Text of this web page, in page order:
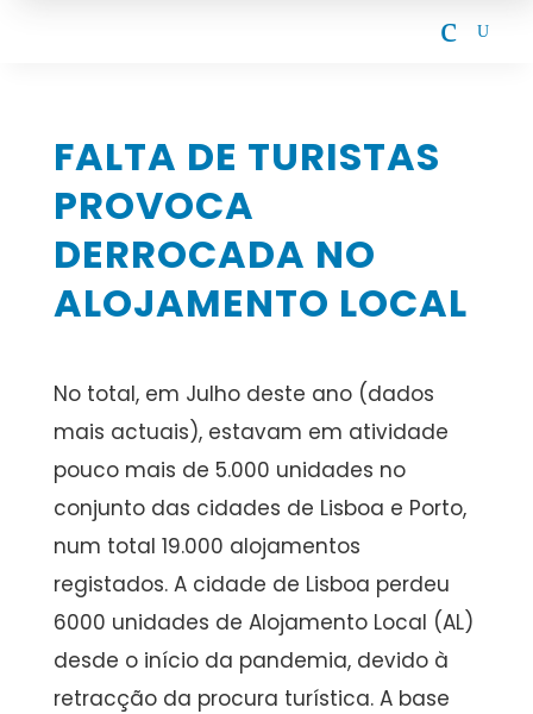
c U
FALTA DE TURISTAS
PROVOCA
DERROCADA NO
ALOJAMENTO LOCAL
No total, em Julho deste ano (dados
mais actuais), estavam em atividade
pouco mais de 5.000 unidades no
conjunto das cidades de Lisboa e Porto,
num total 19.000 alojamentos
registados. A cidade de Lisboa perdeu
6000 unidades de Alojamento Local (AL)
desde o início da pandemia, devido à
retracção da procura turística. A base